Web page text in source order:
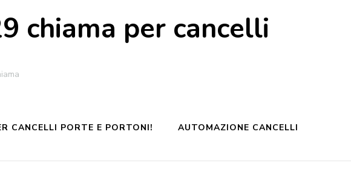
chiama per cancelli
CANCELLI PORTE E PORTONI! AUTOMAZIONE CANCELLI